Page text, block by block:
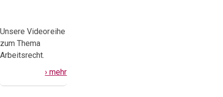
Unsere Videoreihe
zum Thema
Arbeitsrecht.
› mehr